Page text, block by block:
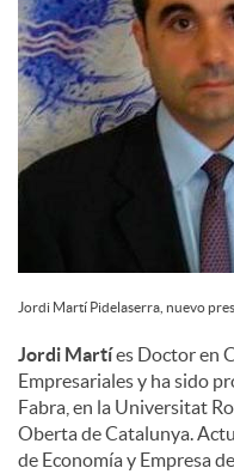
o
s
Jordi Martí Pidelaserra, nuevo
Jordi Martíes Doctor en
Empresariales y ha sido
Fabra, en la Universitat
Oberta de Catalunya.
de Economía y Empresa